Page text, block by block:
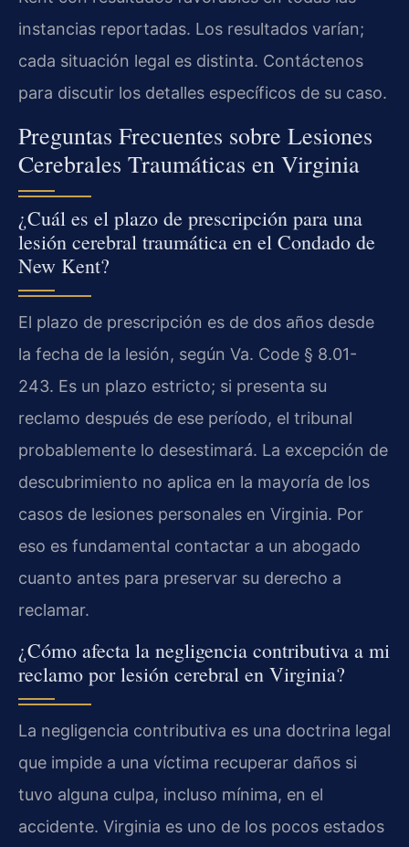
instancias reportadas. Los resultados varían;
cada situación legal es distinta. Contáctenos
para discutir los detalles específicos de su caso.
Preguntas Frecuentes sobre Lesiones
Cerebrales Traumáticas en Virginia
¿Cuál es el plazo de prescripción para una
lesión cerebral traumática en el Condado de
New Kent?
El plazo de prescripción es de dos años desde
la fecha de la lesión, según Va. Code § 8.01-
243. Es un plazo estricto; si presenta su
reclamo después de ese período, el tribunal
probablemente lo desestimará. La excepción de
descubrimiento no aplica en la mayoría de los
casos de lesiones personales en Virginia. Por
eso es fundamental contactar a un abogado
cuanto antes para preservar su derecho a
reclamar.
¿Cómo afecta la negligencia contributiva a mi
reclamo por lesión cerebral en Virginia?
La negligencia contributiva es una doctrina legal
que impide a una víctima recuperar daños si
tuvo alguna culpa, incluso mínima, en el
accidente. Virginia es uno de los pocos estados